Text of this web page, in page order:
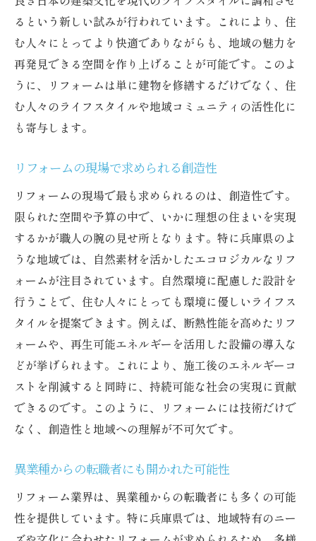
るという新しい試みが行われています。これにより、住
む人々にとってより快適でありながらも、地域の魅力を
再発見できる空間を作り上げることが可能です。このよ
うに、リフォームは単に建物を修繕するだけでなく、住
む人々のライフスタイルや地域コミュニティの活性化に
も寄与します。
リフォームの現場で求められる創造性
リフォームの現場で最も求められるのは、創造性です。
限られた空間や予算の中で、いかに理想の住まいを実現
するかが職人の腕の見せ所となります。特に兵庫県のよ
うな地域では、自然素材を活かしたエコロジカルなリフ
ォームが注目されています。自然環境に配慮した設計を
行うことで、住む人々にとっても環境に優しいライフス
タイルを提案できます。例えば、断熱性能を高めたリフ
ォームや、再生可能エネルギーを活用した設備の導入な
どが挙げられます。これにより、施工後のエネルギーコ
ストを削減すると同時に、持続可能な社会の実現に貢献
できるのです。このように、リフォームには技術だけで
なく、創造性と地域への理解が不可欠です。
異業種からの転職者にも開かれた可能性
リフォーム業界は、異業種からの転職者にも多くの可能
性を提供しています。特に兵庫県では、地域特有のニー